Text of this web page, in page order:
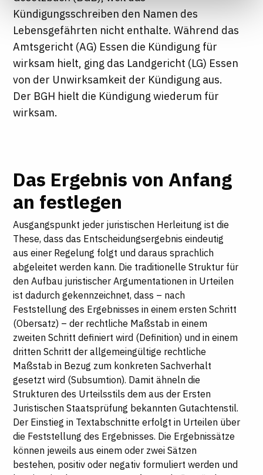
Informationen finden Sie in unseren
Datenschutzhinweisen
Kündigungsschreiben den Namen des
Lebensgefährten nicht enthalte. Während das
Amtsgericht (AG) Essen die Kündigung für
wirksam hielt, ging das Landgericht (LG) Essen
von der Unwirksamkeit der Kündigung aus.
Der BGH hielt die Kündigung wiederum für
wirksam.
Das Ergebnis von Anfang
an festlegen
Ausgangspunkt jeder juristischen Herleitung ist die
These, dass das Entscheidungsergebnis eindeutig
aus einer Regelung folgt und daraus sprachlich
abgeleitet werden kann. Die traditionelle Struktur für
den Aufbau juristischer Argumentationen in Urteilen
ist dadurch gekennzeichnet, dass – nach
Feststellung des Ergebnisses in einem ersten Schritt
(Obersatz) – der rechtliche Maßstab in einem
zweiten Schritt definiert wird (Definition) und in einem
dritten Schritt der allgemeingültige rechtliche
Maßstab in Bezug zum konkreten Sachverhalt
gesetzt wird (Subsumtion). Damit ähneln die
Strukturen des Urteilsstils dem aus der Ersten
Juristischen Staatsprüfung bekannten Gutachtenstil.
Der Einstieg in Textabschnitte erfolgt in Urteilen über
die Feststellung des Ergebnisses. Die Ergebnissätze
können jeweils aus einem oder zwei Sätzen
bestehen, positiv oder negativ formuliert werden und